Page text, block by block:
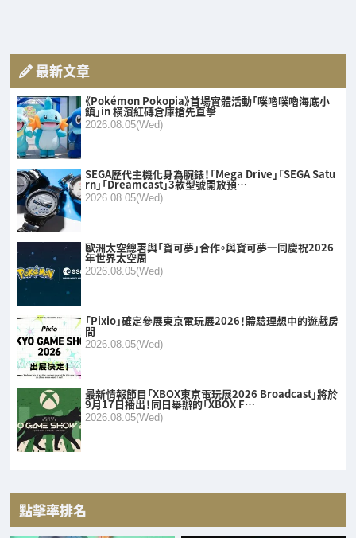
最新文章
《Pokémon Pokopia》首場實體活動「噗嚕噗嚕海底小
鎮」in 橫濱紅磚倉庫搶先直擊
2026.08.05(Wed)
SEGA歷代主機化身為腕錶！「Mega Drive」「SEGA Satu
rn」「Dreamcast」3款型號開放預…
2026.08.05(Wed)
歐洲太空總署與「寶可夢」合作。與寶可夢一同慶祝2026
年世界太空周
2026.08.05(Wed)
「Pixio」確定參展東京電玩展2026！體驗理想中的遊戲房
間
2026.08.05(Wed)
最新情報節目「XBOX東京電玩展2026 Broadcast」將於
9月17日播出！同日舉辦的「XBOX F…
2026.08.05(Wed)
點擊率排名